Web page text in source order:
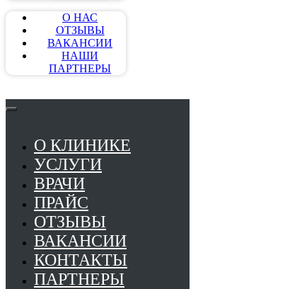
О НАС
ОТЗЫВЫ
ВАКАНСИИ
НАШИ
ПАРТНЕРЫ
О КЛИНИКЕ
УСЛУГИ
ВРАЧИ
ПРАЙС
ОТЗЫВЫ
ВАКАНСИИ
КОНТАКТЫ
ПАРТНЕРЫ